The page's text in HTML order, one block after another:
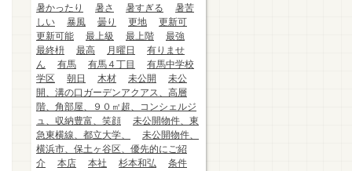
暑かったり
暑さ 暑すぎる
暑苦
しい
暴風 曇り 更地
更新可
更新可能
最上級 最上階
最強
最終枡
最高 月曜日
有りませ
ん
有馬 有馬４丁目
有馬中学校
学区
朝日 木材 未公開
未公
開、溝の口ガーデンアクアス、高層
階、角部屋、９０㎡超、コンシェルジ
ュ、収納豊富、笑顔
未公開物件、東
急東横線、都立大学、
未公開物件、
横浜市、保土ヶ谷区、優先的にご紹
介
本店 本社 杉本和弘
条件